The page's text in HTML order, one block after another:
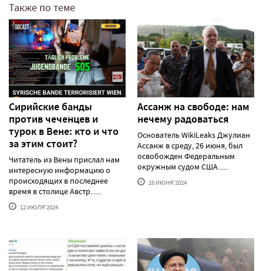
Также по теме
Сирийские банды
против чеченцев и
турок в Вене: кто и что
за этим стоит?
Читатель из Вены прислал нам
интересную информацию о
происходящих в последнее
время в столице Австр......
12 ИЮЛЯ'2024
Ассанж на свободе: нам
нечему радоваться
Основатель WikiLeaks Джулиан
Ассанж в среду, 26 июня, был
освобожден Федеральным
окружным судом США......
28 ИЮНЯ'2024